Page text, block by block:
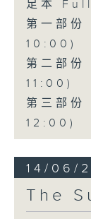
足本
第一部
10:00)
第二部
11:00)
第三部
12:00)
14/06/
The